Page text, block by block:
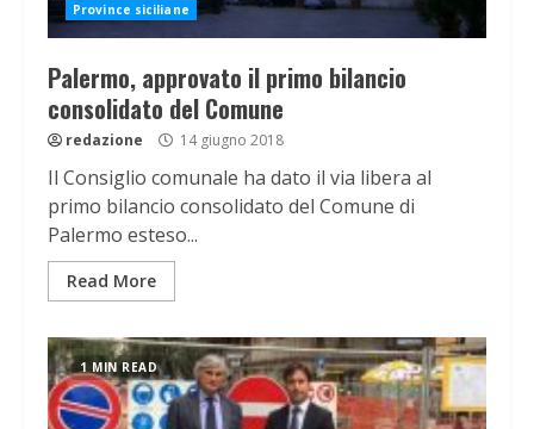
Province siciliane
Palermo, approvato il primo bilancio
consolidato del Comune
redazione 14 giugno 2018
Il Consiglio comunale ha dato il via libera al
primo bilancio consolidato del Comune di
Palermo esteso...
Read More
1 MIN READ